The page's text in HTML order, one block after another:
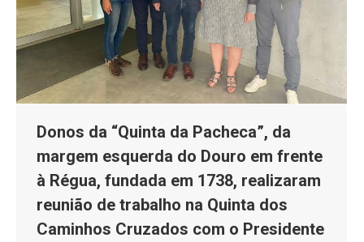
Donos da “Quinta da Pacheca”, da
margem esquerda do Douro em frente
à Régua, fundada em 1738, realizaram
reunião de trabalho na Quinta dos
Caminhos Cruzados com o Presidente